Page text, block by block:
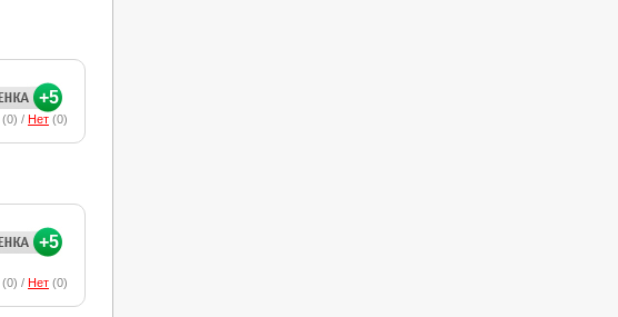
+5
(0) / Нет (0)
+5
(0) / Нет (0)